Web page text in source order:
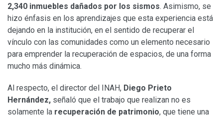
2,340 inmuebles dañados por los sismos. Asimismo, se
hizo énfasis en los aprendizajes que esta experiencia está
dejando en la institución, en el sentido de recuperar el
vínculo con las comunidades como un elemento necesario
para emprender la recuperación de espacios, de una forma
mucho más dinámica.
Al respecto, el director del INAH, Diego Prieto
Hernández, señaló que el trabajo que realizan no es
solamente la recuperación de patrimonio, que tiene una